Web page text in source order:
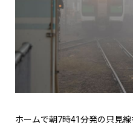
ホームで朝7時41分発の只見